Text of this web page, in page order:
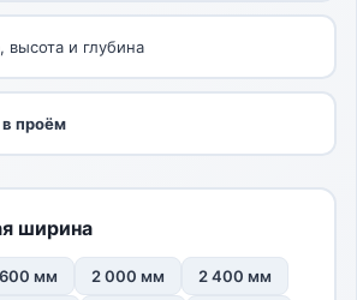
и глубина
в проём
ширина
мм 2 000 мм
2 400 мм